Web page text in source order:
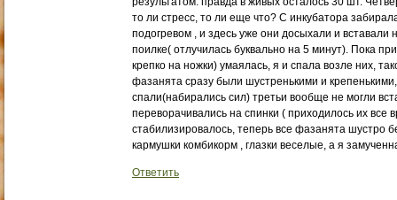
то ли стресс, то ли еще что? С инкубатора
подогревом , и здесь уже они досыхали и вставали
поилке( отлучилась буквально на 5 минут). Пока
крепко на ножки) умаялась, я и спала возле них,
фазанята сразу были шустренькими и
спали(набирались сил) третьи вообще не могли
переворачивались на спинки ( приходилось их все
стабилизировалось, теперь все фазанята шустро
кармушки комбикорм , глазки веселые, а я
Ответить